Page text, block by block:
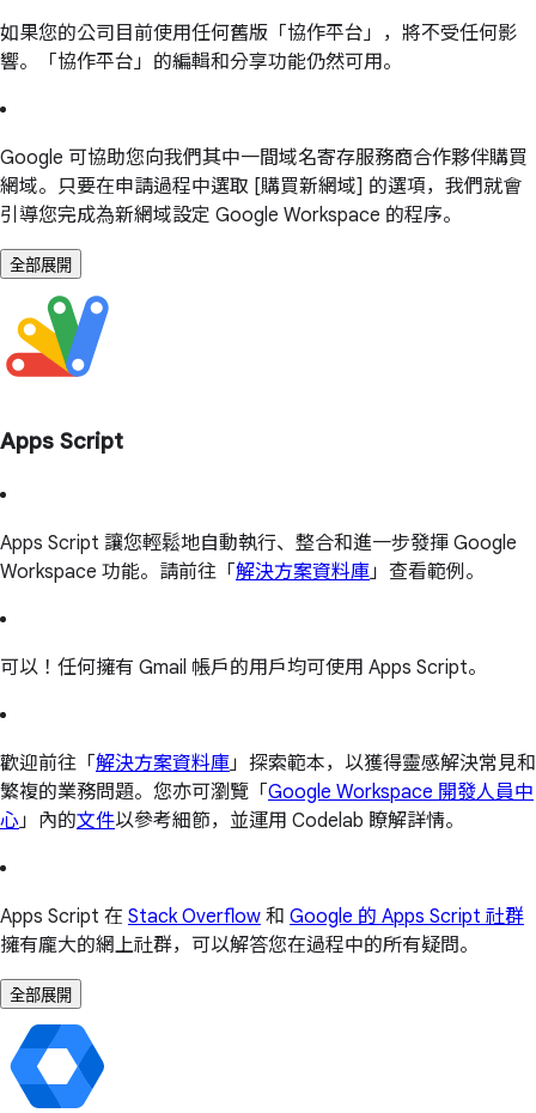
如果您的公司目前使用任何舊版「協作平台」，將不受任何影
響。「協作平台」的編輯和分享功能仍然可用。
Google 可協助您向我們其中一間域名寄存服務商合作夥伴購買
網域。只要在申請過程中選取 [購買新網域] 的選項，我們就會
引導您完成為新網域設定 Google Workspace 的程序。
全部展開
Apps Script
Apps Script 讓您輕鬆地自動執行、整合和進一步發揮 Google
Workspace 功能。請前往「解決方案資料庫」查看範例。
可以！任何擁有 Gmail 帳戶的用戶均可使用 Apps Script。
歡迎前往「解決方案資料庫」探索範本，以獲得靈感解決常見和
繁複的業務問題。您亦可瀏覽「Google Workspace 開發人員中
心」內的文件以參考細節，並運用 Codelab 瞭解詳情。
Apps Script 在 Stack Overflow 和 Google 的 Apps Script 社群
擁有龐大的網上社群，可以解答您在過程中的所有疑問。
全部展開